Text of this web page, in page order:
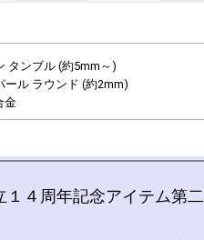
タンブル (約5mm～)
ール ラウンド (約2mm)
金
１４周年記念アイテム第